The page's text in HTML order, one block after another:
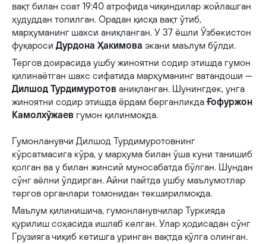
вақт билан соат 19:40 атрофида чиқиндилар жойлашган
ҳудуддан топилган. Орадан қисқа вақт ўтиб,
марҳуманинг шахси аниқланган. У 37 ёшли Ўзбекистон
фуқароси Дурдона Ҳакимова экани маълум бўлди.
Тергoв доирасида ушбу жиноятни содир этишда гумон
қилинаётган шахс сифатида марҳуманинг ватандоши —
Дилшод Турдимуротов аниқланган. Шунингдек, унга
жиноятни содир этишда ёрдам берганликда Ғофуржон
Камолхўжаев гумон қилинмоқда.
Гумонланувчи Дилшод Турдимуротовнинг
кўрсатмасига кўра, у марҳума билан ўша куни танишиб
қолган ва у билан жинсий муносабатда бўлган. Шундан
сўнг аёлни ўлдирган. Айни пайтда ушбу маълумотлар
тергов органлари томонидан текширилмоқда.
Маълум қилинишича, гумонланувчилар Туркияда
қурилиш соҳасида ишлаб келган. Улар ҳодисадан сўнг
Грузияга чиқиб кетишга уринган вақтда қўлга олинган.